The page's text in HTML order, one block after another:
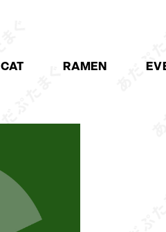
CAT RAMEN